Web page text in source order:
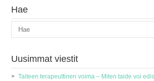
Hae
Uusimmat viestit
Taiteen terapeuttinen voima – Miten taide voi